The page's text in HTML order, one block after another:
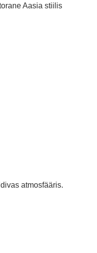
Aasia stiilis
atmosfääris.